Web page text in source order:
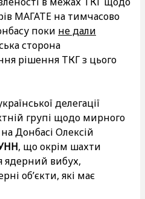
МАГАТЕ на тимчасово
поки не дали
сторона
рішення ТКГ з цього
делегації
групі щодо мирного
Донбасі Олексій
, що окрім шахти
ядерний вибух,
об’єкти, які має